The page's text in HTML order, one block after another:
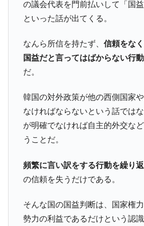
Fact1
日本の誇る海洋資源調査船『
塊！
府県とは？
Fact1 今話題の「楽天ライオンズ」
Fact1
Fact1
全て勝つといくら？ 競馬GI
える賞金とは？
平成仮面ライダーの意外すぎ
Fact1
発表から2日で大崩壊、鳴かず
Fact1
日本人マスターズ挑戦の歴史
だった選手とは？
ている意外な選手とは？
Fact1 セレクトセールの高額取引馬
の議会代表を門前払いして「国益
といった話が出てくる。
なんら所信を持たず、 信頼をな
国益だと言ってはばからない行動
だ。
韓国の対外政策が他の西側国家
なければならないという話では
が明確でなければ自主的外交な
うことだ。
頻繁に言い訳をする行動を繰り
の信頼を失うだけである。
そんな国の国益判断は、国家権
勢力の利益であるだけという認識